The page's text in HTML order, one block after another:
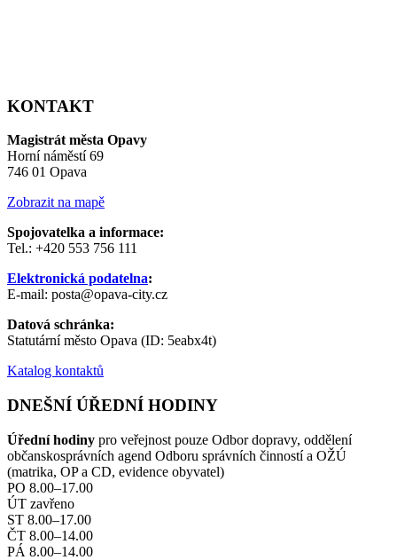
KONTAKT
Magistrát města Opavy
Horní náměstí 69
746 01 Opava
Zobrazit na mapě
Spojovatelka a informace:
Tel.: +420 553 756 111
Elektronická podatelna:
E-mail: posta@opava-city.cz
Datová schránka:
Statutární město Opava (ID: 5eabx4t)
Katalog kontaktů
DNEŠNÍ ÚŘEDNÍ HODINY
Úřední hodiny pro veřejnost pouze Odbor dopravy, oddělení
občanskosprávních agend Odboru správních činností a OŽÚ
(matrika, OP a CD, evidence obyvatel)
PO 8.00–17.00
ÚT zavřeno
ST 8.00–17.00
ČT 8.00–14.00
PÁ 8.00–14.00